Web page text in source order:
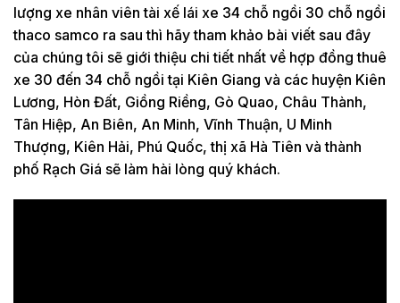
lượng xe nhân viên tài xế lái xe 34 chỗ ngồi 30 chỗ ngồi
thaco samco ra sau thì hãy tham khảo bài viết sau đây
của chúng tôi sẽ giới thiệu chi tiết nhất về hợp đồng thuê
xe 30 đến 34 chỗ ngồi tại Kiên Giang và các huyện Kiên
Lương, Hòn Đất, Giồng Riềng, Gò Quao, Châu Thành,
Tân Hiệp, An Biên, An Minh, Vĩnh Thuận, U Minh
Thượng, Kiên Hải, Phú Quốc, thị xã Hà Tiên và thành
phố Rạch Giá sẽ làm hài lòng quý khách.